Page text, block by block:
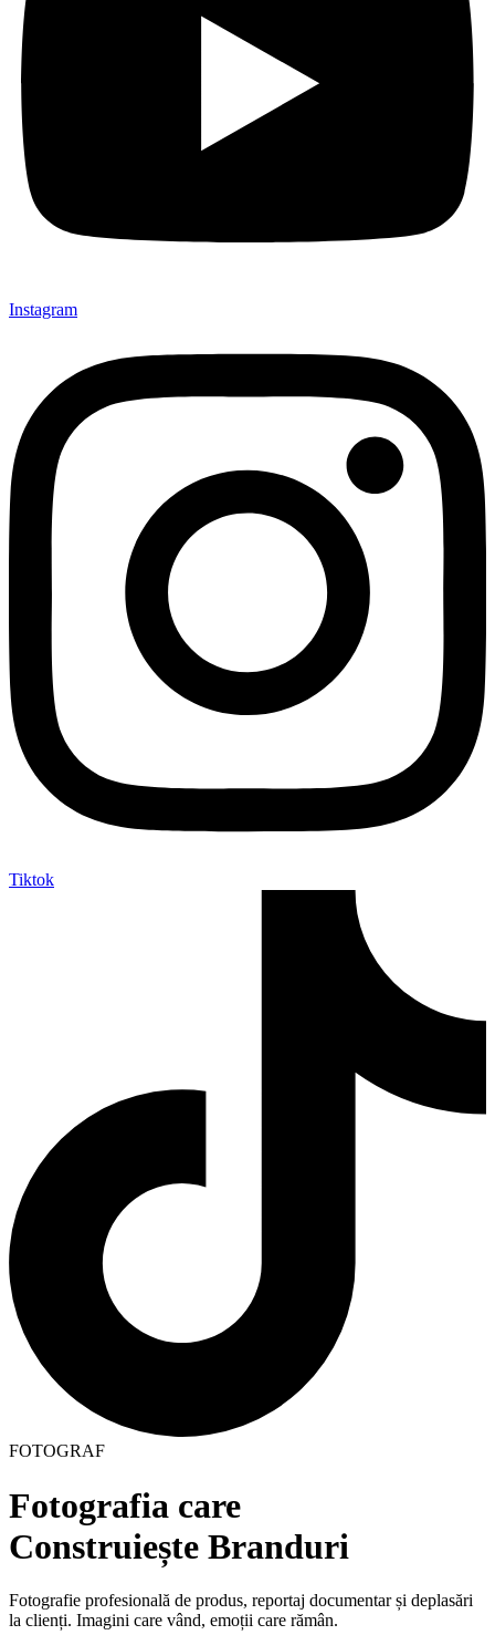
Instagram
Tiktok
FOTOGRAF
Fotografia care
Construiește Branduri
Fotografie profesională de produs, reportaj documentar și deplasări
la clienți. Imagini care vând, emoții care rămân.